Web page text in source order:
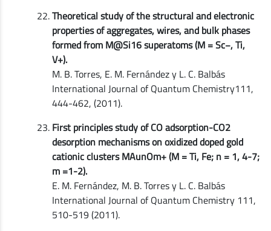
Theoretical study of the structural and electronic
properties of aggregates, wires, and bulk phases
formed from M@Si16 superatoms (M = Sc−, Ti,
V+).
M. B. Torres, E. M. Fernández y L. C. Balbás
International Journal of Quantum Chemistry111,
444-462, (2011).
First principles study of CO adsorption-CO2
desorption mechanisms on oxidized doped gold
cationic clusters MAunOm+ (M = Ti, Fe; n = 1, 4-7;
m =1-2).
E. M. Fernández, M. B. Torres y L. C. Balbás
International Journal of Quantum Chemistry 111,
510-519 (2011).